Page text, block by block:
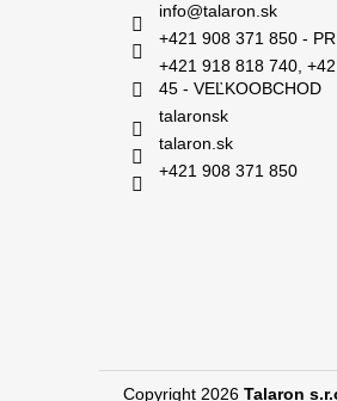
info@talaron.sk
+421 908 371 850 -
+421 918 818 740,
45 - VEĽKOOBCHOD
talaronsk
talaron.sk
+421 908 371 850
Copyright 2026 Talaron